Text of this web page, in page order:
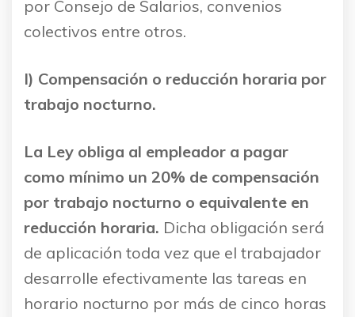
por Consejo de Salarios, convenios
colectivos entre otros.
I) Compensación o reducción horaria por
trabajo nocturno.
La Ley obliga al empleador a pagar
como mínimo un 20% de compensación
por trabajo nocturno o equivalente en
reducción horaria. Dicha obligación será
de aplicación toda vez que el trabajador
desarrolle efectivamente las tareas en
horario nocturno por más de cinco horas